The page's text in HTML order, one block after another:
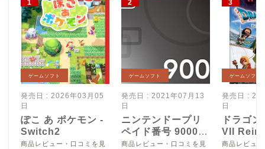
ゲームソフト
発売日 : 2026年03月05
日
ぽこ あ ポケモン -
Switch2
商品レビュー・口コミを見
ゲームソフト
発売日 : 2021年07月13
日
ニンテンドープリ
ペイド番号 9000
円|オンラインコー
商品レビュー・口コミを見
ゲームソフト
発売日 :
日
ドラゴ
VII
Switch2
商品レビュ